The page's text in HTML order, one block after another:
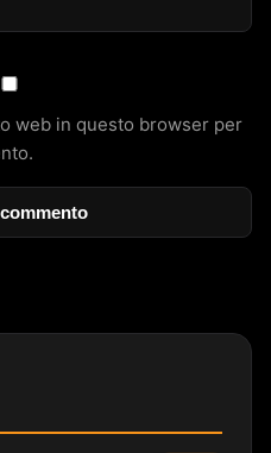
web in questo browser per